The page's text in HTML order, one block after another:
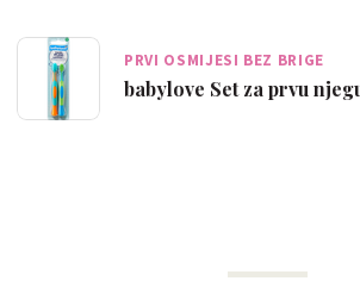
PRVI OSMIJESI BEZ BRIGE
babylove Set za prvu